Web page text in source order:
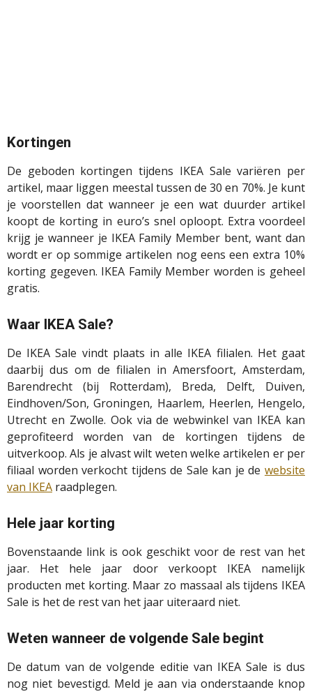
Kortingen
De geboden kortingen tijdens IKEA Sale variëren per
artikel, maar liggen meestal tussen de 30 en 70%. Je kunt
je voorstellen dat wanneer je een wat duurder artikel
koopt de korting in euro’s snel oploopt. Extra voordeel
krijg je wanneer je IKEA Family Member bent, want dan
wordt er op sommige artikelen nog eens een extra 10%
korting gegeven. IKEA Family Member worden is geheel
gratis.
Waar IKEA Sale?
De IKEA Sale vindt plaats in alle IKEA filialen. Het gaat
daarbij dus om de filialen in Amersfoort, Amsterdam,
Barendrecht (bij Rotterdam), Breda, Delft, Duiven,
Eindhoven/Son, Groningen, Haarlem, Heerlen, Hengelo,
Utrecht en Zwolle. Ook via de webwinkel van IKEA kan
geprofiteerd worden van de kortingen tijdens de
uitverkoop. Als je alvast wilt weten welke artikelen er per
filiaal worden verkocht tijdens de Sale kan je de website
van IKEA raadplegen.
Hele jaar korting
Bovenstaande link is ook geschikt voor de rest van het
jaar. Het hele jaar door verkoopt IKEA namelijk
producten met korting. Maar zo massaal als tijdens IKEA
Sale is het de rest van het jaar uiteraard niet.
Weten wanneer de volgende Sale begint
De datum van de volgende editie van IKEA Sale is dus
nog niet bevestigd. Meld je aan via onderstaande knop